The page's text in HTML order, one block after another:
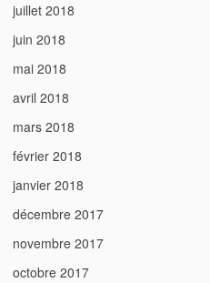
juillet 2018
juin 2018
mai 2018
avril 2018
mars 2018
février 2018
janvier 2018
décembre 2017
novembre 2017
octobre 2017